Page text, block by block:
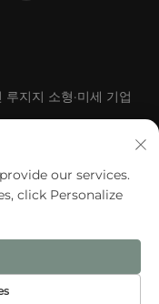
지지 소형·미세 기업
our services.
click Personalize